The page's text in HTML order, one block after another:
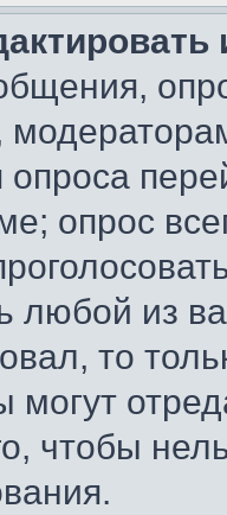
опроса
опрос
любой из
то
могут
чтобы